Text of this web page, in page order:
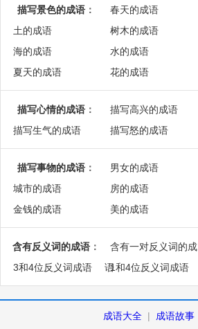
描写景色的成语 ： 春天的成语
土的成语
树木的成语
海的成语
水的成语
夏天的成语
花的成语
描写心情的成语 ： 描写高兴的成语
描写生气的成语
描写怒的成语
描写事物的成语 ： 男女的成语
城市的成语
房的成语
金钱的成语
美的成语
含有反义词的成语 ：
含有一对反义词的成
语
3和4位反义词成语
1和4位反义词成语
成语大全 | 成语故事